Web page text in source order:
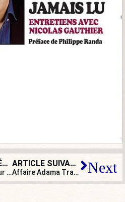
ARTICLE PRÉCÉDENT
Genou à terre pour communier avec les opprimés…
ARTICLE SUIVANT
Affaire Adama Traoré : deux gendarmes étaient antillais Next